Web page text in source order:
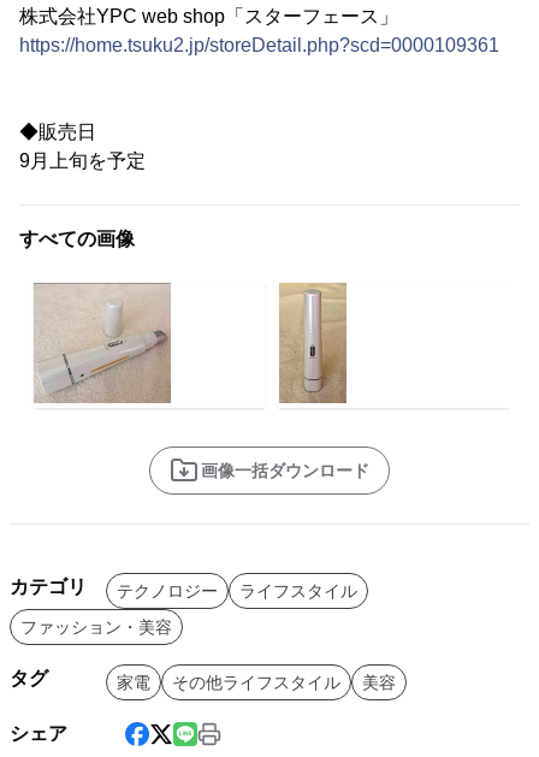
株式会社YPC web shop「スターフェース」
https://home.tsuku2.jp/storeDetail.php?scd=0000109361
◆販売日
9月上旬を予定
すべての画像
画像一括ダウンロード
カテゴリ テクノロジー
ライフスタイル
ファッション・美容
タグ 家電 その他ライフスタイル 美容
シェア